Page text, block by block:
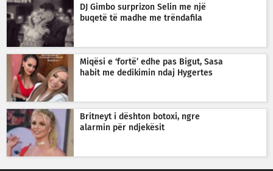
DJ Gimbo surprizon Selin me një
buqetë të madhe me trëndafila
Miqësi e ‘fortë’ edhe pas Bigut, Sasa
habit me dedikimin ndaj Hygertes
Britneyt i dështon botoxi, ngre
alarmin për ndjekësit